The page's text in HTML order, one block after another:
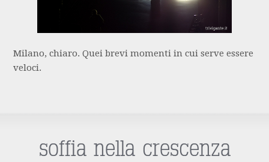
Milano, chiaro. Quei brevi momenti in cui serve essere
veloci.
soffia nella crescenza